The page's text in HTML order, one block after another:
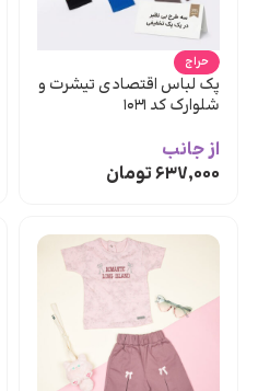
حراج
پک لباس اقتصادی تیشرت و
شلوارک کد ۱۰۳۱
از جانب
۶۳۷,۰۰۰تومان